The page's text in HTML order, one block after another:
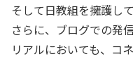
そして日教組を擁護し
さらに、ブログでの発
リアルにおいても、コ